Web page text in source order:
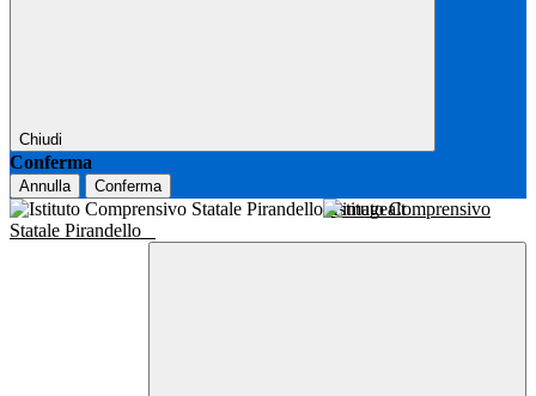
Chiudi
Conferma
Annulla Conferma
Istituto Comprensivo
Statale Pirandello